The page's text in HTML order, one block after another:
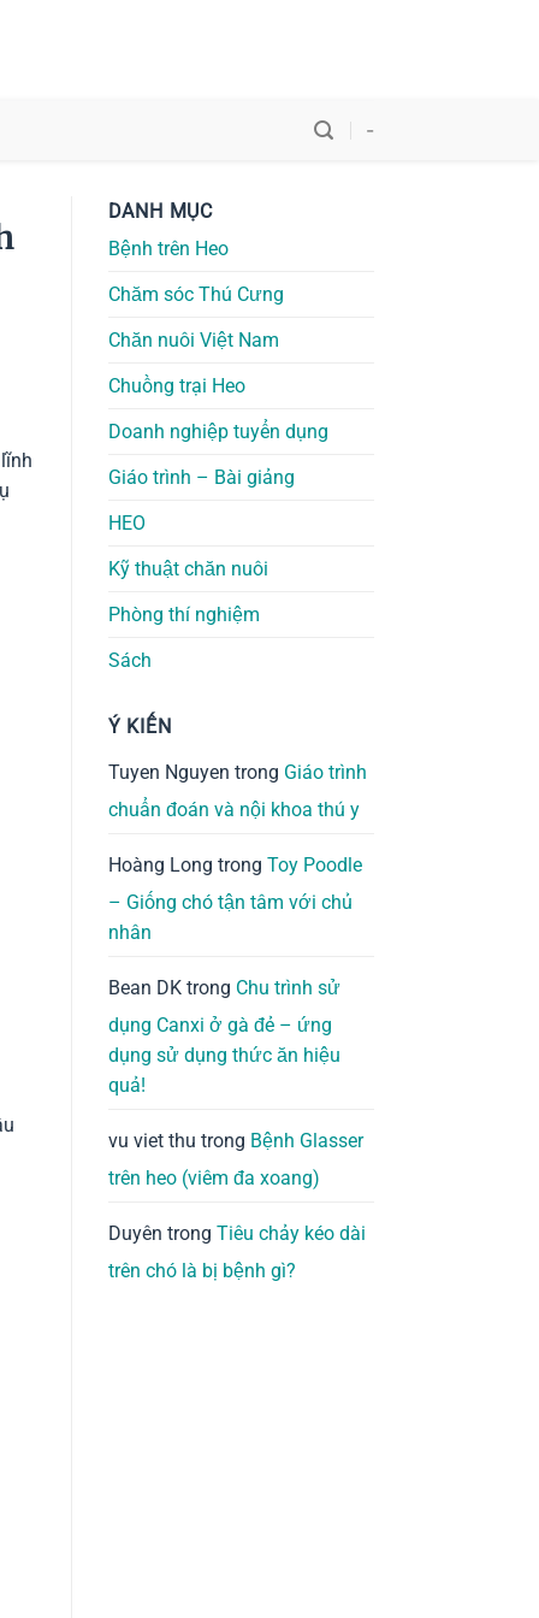
-
DANH MỤC
Bệnh trên Heo
Chăm sóc Thú Cưng
Chăn nuôi Việt Nam
Chuồng trại Heo
Doanh nghiệp tuyển dụng
Giáo trình – Bài giảng
HEO
Kỹ thuật chăn nuôi
Phòng thí nghiệm
Sách
Ý KIẾN
Tuyen Nguyen trong Giáo trình
chuẩn đoán và nội khoa thú y
Hoàng Long trong Toy Poodle
– Giống chó tận tâm với chủ
nhân
Bean DKtrong Chu trình sử
dụng Canxi ở gà đẻ – ứng
dụng sử dụng thức ăn hiệu
quả!
vu viet thu trong Bệnh Glasser
trên heo (viêm đa xoang)
Duyên trong Tiêu chảy kéo dài
trên chó là bị bệnh gì?